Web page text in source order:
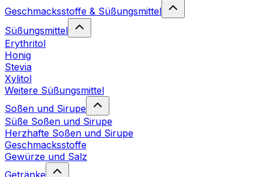
Geschmacksstoffe & Süßungsmittel
Süßungsmittel
Erythritol
Honig
Stevia
Xylitol
Weitere Süßungsmittel
Soßen und Sirupe
Süße Soßen und Sirupe
Herzhafte Soßen und Sirupe
Geschmacksstoffe
Gewürze und Salz